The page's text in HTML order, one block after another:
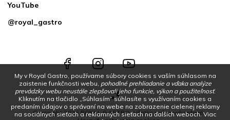
My v Royal Gastro, používame súbory cookies s vaším súhlasom na
zaistenie funkčnosti webu, pohodlné prehliadanie a vďaka analýze
prevádzky webu neustále zlepšovali jeho funkcie, výkon a použiteľnosť.
Kliknutím na tlačidlo „Súhlasím“ súhlasíte s využívaním cookies a
predaním údajov o správaní na webe na zobrazenie cielenej reklamy
na sociálnych sieťach a reklamných sieťach na ďalších weboch.Viac
YouTube
@royal_gastro
Copyright 2026 ROYAL GASTRO. Všetky práva vyhradené.
FacebookInstagramYouTube@royal_gastro